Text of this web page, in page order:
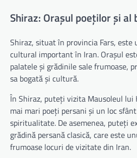
Shiraz: Orașul poeților și al
Shiraz, situat în provincia Fars, este
cultural important în Iran. Orașul
palatele și grădinile sale frumoase,
sa bogată și cultură.
În Shiraz, puteți vizita Mausoleul lui
mai mari poeți persani și un loc
spiritualitate. De asemenea, puteți
grădină persană clasică, care este
frumoase locuri de vizitate din Iran.